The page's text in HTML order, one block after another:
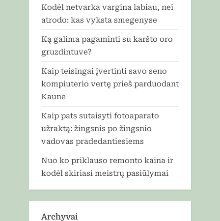
Kodėl netvarka vargina labiau, nei
atrodo: kas vyksta smegenyse
Ką galima pagaminti su karšto oro
gruzdintuve?
Kaip teisingai įvertinti savo seno
kompiuterio vertę prieš parduodant
Kaune
Kaip pats sutaisyti fotoaparato
užraktą: žingsnis po žingsnio
vadovas pradedantiesiems
Nuo ko priklauso remonto kaina ir
kodėl skiriasi meistrų pasiūlymai
Archyvai